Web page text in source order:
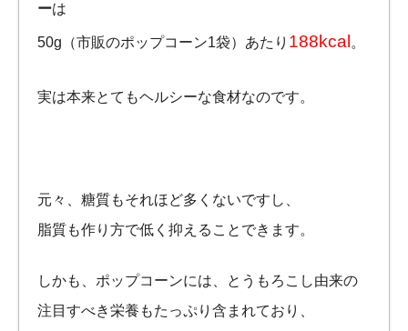
ーは
50g（市販のポップコーン1袋）あたり 188kcal 。
実は本来とてもヘルシーな食材なのです。
元々、糖質もそれほど多くないですし、
脂質も作り方で低く抑えることできます。
しかも、ポップコーンには、とうもろこし由来の
注目すべき栄養もたっぷり含まれており、